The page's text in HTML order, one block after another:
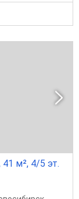
41 м², 4/5 эт.